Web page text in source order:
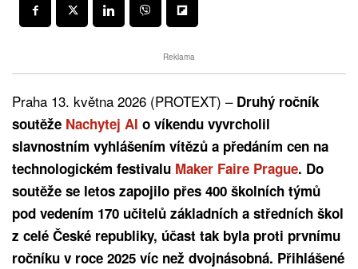
Reklama
Praha 13. května 2026 (PROTEXT) –Druhý ročník
soutěže Nachytej AI o víkendu vyvrcholil
slavnostním vyhlášením vítězů a předáním cen na
technologickém festivalu Maker Faire Prague. Do
soutěže se letos zapojilo přes 400 školních týmů
pod vedením 170 učitelů základních a středních škol
z celé České republiky, účast tak byla proti prvnímu
ročníku v roce 2025 víc než dvojnásobná. Přihlášené